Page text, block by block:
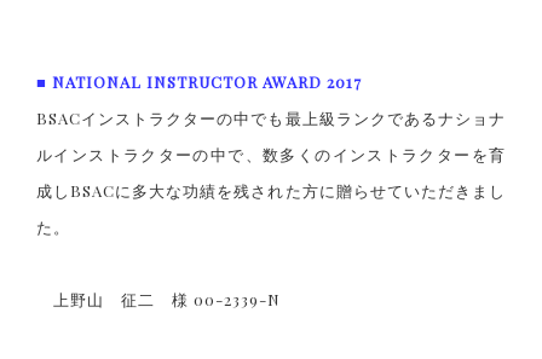
■ NATIONAL INSTRUCTOR AWARD 2017
BSACインストラクターの中でも最上級ランクであるナショナ
ルインストラクターの中で、数多くのインストラクターを育
成しBSACに多大な功績を残された方に贈らせていただきまし
た。
上野山 征二 様 00-2339-N